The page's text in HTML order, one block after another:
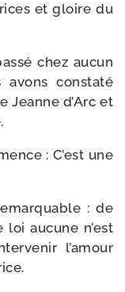
et gloire du
chez aucun
avons consta­té
Jeanne d’Arc et
: C’est une
: de
loi aucune n’est
l’a­mour